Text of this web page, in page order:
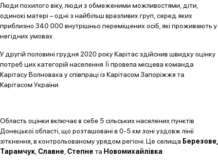
Люди похилого віку, люди з обмеженими можливостями, діти,
одинокі матері – одні з найбільш вразливих груп, серед яких
приблизно 340 000 внутрішньо переміщених осіб, які проживають у
негідних умовах.
У другій половині грудня 2020 року Карітас здійснив швидку оцінку
потреб цих категорій населення. Її провела місцева команда
Карітасу Волноваха у співпраці із Карітасом Запоріжжя та
Карітасом України.
Область оцінки включає в себе 5 сільських населених пунктів
Донецької області, що розташовані в 0-5 км зоні уздовж лінії
зіткнення, в контрольованому урядом регіоні. Це селища Березове,
Тарамчук Славне Степне та Новомихайлівка